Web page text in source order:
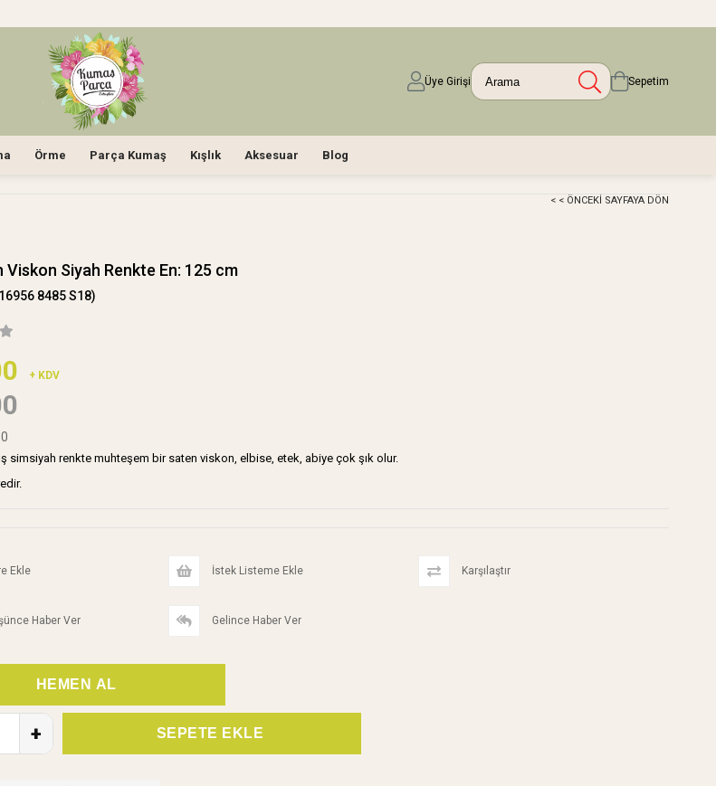
Üye Girişi Sepetim
Örme Parça Kumaş Kışlık Aksesuar Blog
< < ÖNCEKI SAYFAYA DÖN
Viskon Siyah Renkte En: 125 cm
8485 S18)
+ KDV
0
simsiyah renkte muhteşem bir saten viskon, elbise, etek, abiye çok şık olur.
Ekle İstek Listeme Ekle Karşılaştır
Haber Ver Gelince Haber Ver